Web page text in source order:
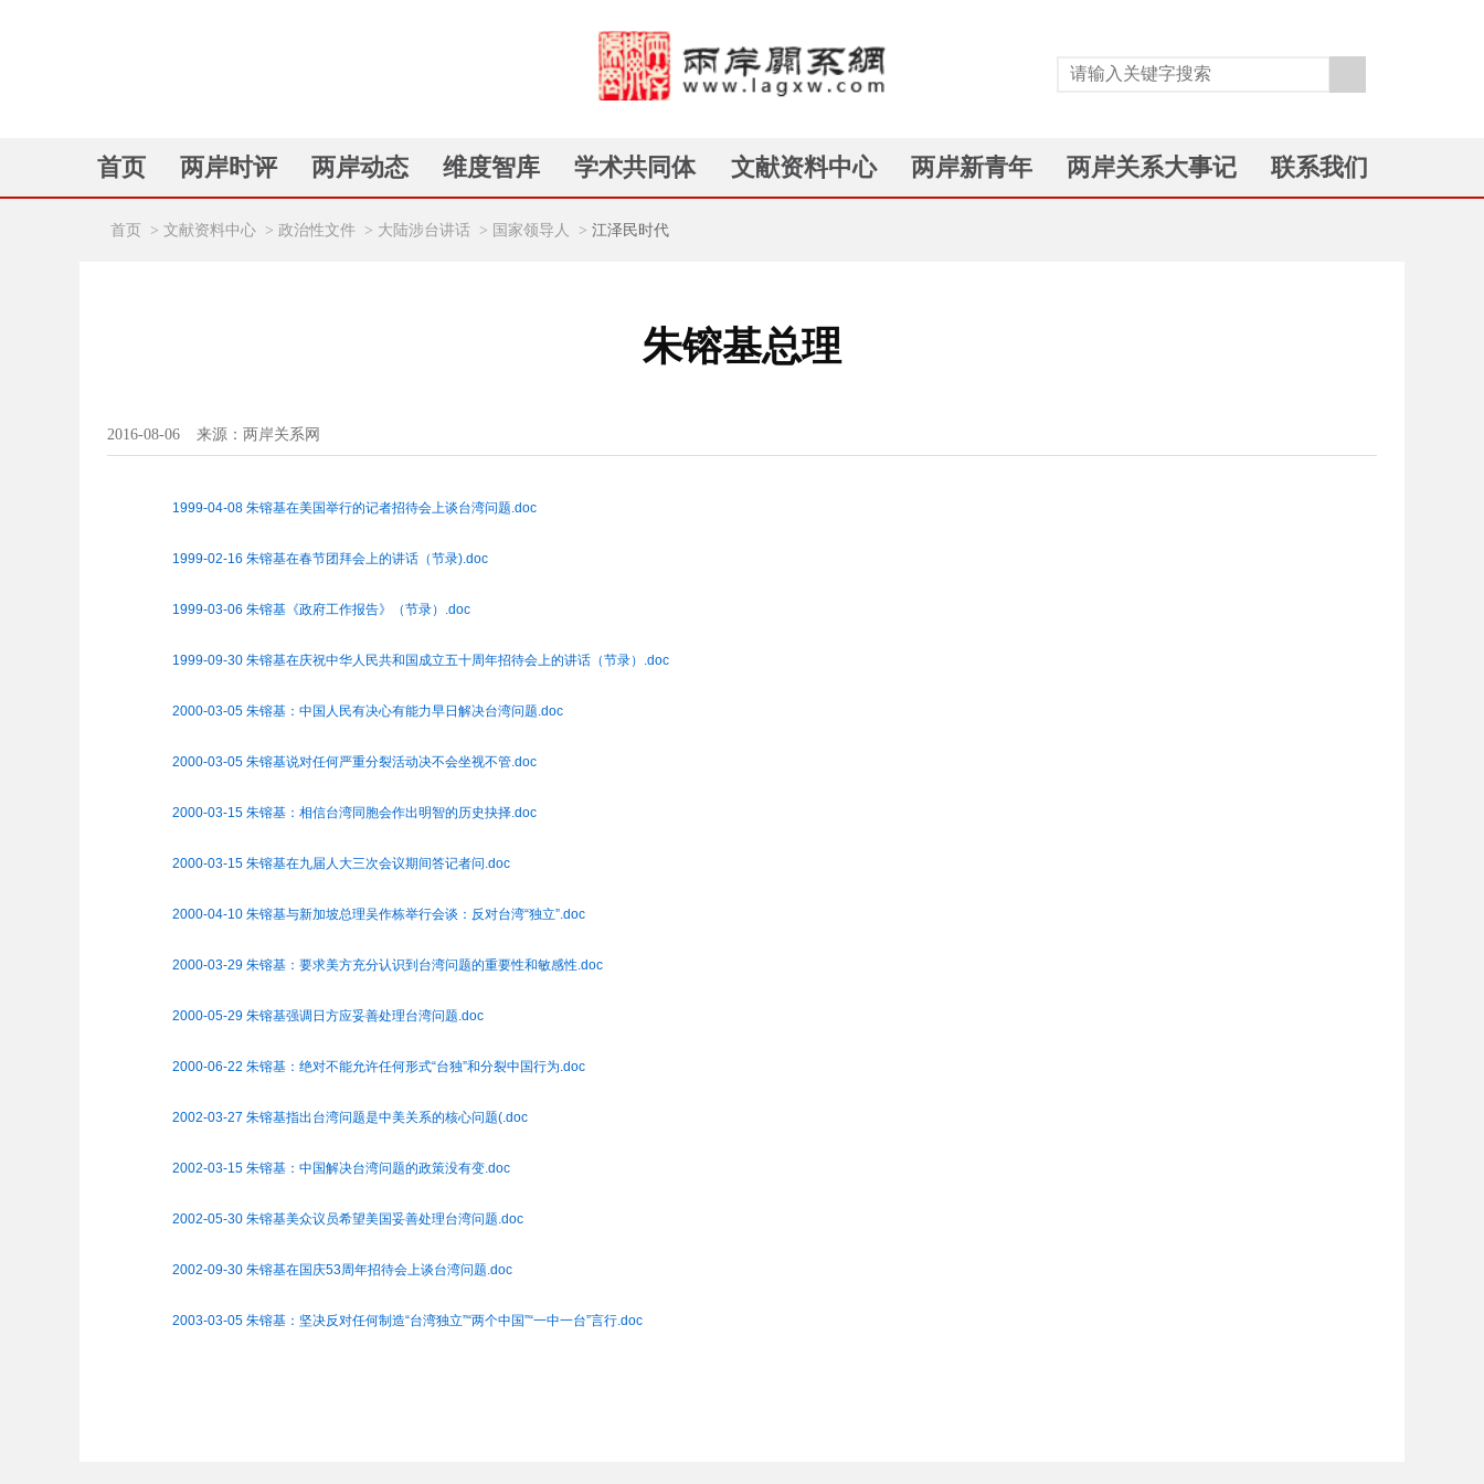
首页 两岸时评 两岸动态 维度智库 学术共同体 文献资料中心 两岸新青年 两岸关系大事记 联系我们
首页 > 文献资料中心 > 政治性文件 > 大陆涉台讲话 > 国家领导人 > 江泽民时代
朱镕基总理
2016-08-06 来源：两岸关系网
1999-04-08 朱镕基在美国举行的记者招待会上谈台湾问题.doc
1999-02-16 朱镕基在春节团拜会上的讲话（节录).doc
1999-03-06 朱镕基《政府工作报告》（节录）.doc
1999-09-30 朱镕基在庆祝中华人民共和国成立五十周年招待会上的讲话（节录）.doc
2000-03-05 朱镕基：中国人民有决心有能力早日解决台湾问题.doc
2000-03-05 朱镕基说对任何严重分裂活动决不会坐视不管.doc
2000-03-15 朱镕基：相信台湾同胞会作出明智的历史抉择.doc
2000-03-15 朱镕基在九届人大三次会议期间答记者问.doc
2000-04-10 朱镕基与新加坡总理吴作栋举行会谈：反对台湾“独立”.doc
2000-03-29 朱镕基：要求美方充分认识到台湾问题的重要性和敏感性.doc
2000-05-29 朱镕基强调日方应妥善处理台湾问题.doc
2000-06-22 朱镕基：绝对不能允许任何形式“台独”和分裂中国行为.doc
2002-03-27 朱镕基指出台湾问题是中美关系的核心问题(.doc
2002-03-15 朱镕基：中国解决台湾问题的政策没有变.doc
2002-05-30 朱镕基美众议员希望美国妥善处理台湾问题.doc
2002-09-30 朱镕基在国庆53周年招待会上谈台湾问题.doc
2003-03-05 朱镕基：坚决反对任何制造“台湾独立”“两个中国”“一中一台”言行.doc